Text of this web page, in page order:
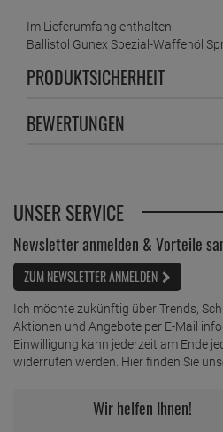
Im Lieferumfang enthalten:
Ballistol Gunex Spezial-Waffenöl
PRODUKTSICHERHEIT
BEWERTUNGEN
UNSER SERVICE
Newsletter anmelden & Vorteile
ZUM NEWSLETTER ANMELDEN
Ich möchte zukünftig über Trends,
Aktionen und Angebote per E-Mail
Einwilligung kann jederzeit am Ende
widerrufen werden. Hier finden Sie
Wir helfen Ihnen!